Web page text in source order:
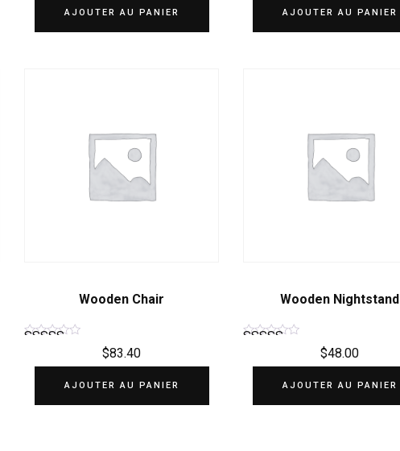
sur 5
AJOUTER AU PANIER
5.00
sur 5
AJOUTER AU PANIER
Wooden Chair
sur 5
$83.40
AJOUTER AU PANIER
Wooden Nightstand
sur 5
$48.00
AJOUTER AU PANIER